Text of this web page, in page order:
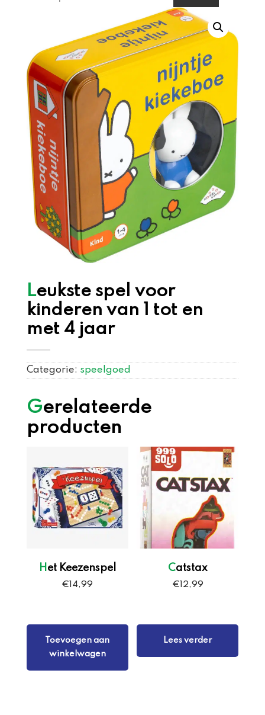
Leukste spel voor
kinderen van 1 tot en
met 4 jaar
Categorie: speelgoed
Gerelateerde
producten
Het Keezenspel
€14,99
Toevoegen aan
winkelwagen
Catstax
€12,99
Lees verder